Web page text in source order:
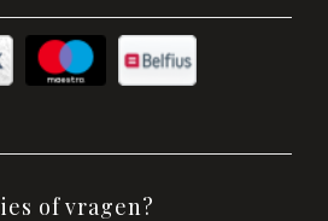
of vragen?